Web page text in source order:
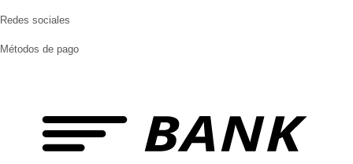
Redes sociales
Métodos de pago